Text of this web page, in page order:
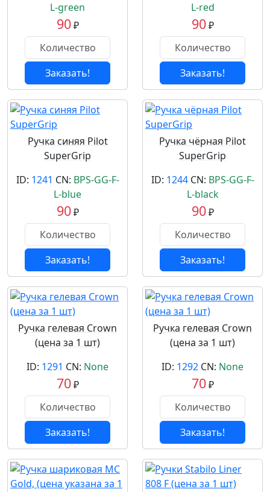
L-green
90₽
Заказать!
L-red
90₽
Заказать!
Ручка синяя Pilot
SuperGrip
ID: 1241 CN: BPS-GG-F-
L-blue
90₽
Заказать!
Ручка чёрная Pilot
SuperGrip
ID: 1244CN: BPS-GG-F-
L-black
90₽
Заказать!
Ручка гелевая Crown
(цена за 1 шт)
ID: 1291 CN: None
70₽
Заказать!
Ручка гелевая Crown
(цена за 1 шт)
ID: 1292 CN: None
70₽
Заказать!